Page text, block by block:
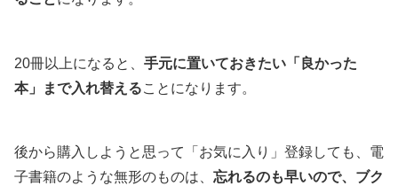
20冊以上になると、 手元に置いておきたい「良かった
本」まで入れ替えることになります。
後から購入しようと思って「お気に入り」登録しても、電
子書籍のような無形のものは、 忘れるのも早いので、ブク